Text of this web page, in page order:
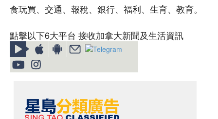
食玩買、交通、報稅、銀行、福利、生育、教育。
點擊以下6大平台 接收加拿大新聞及生活資訊